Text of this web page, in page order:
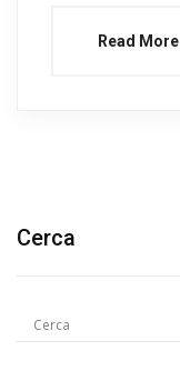
Read More
Cerca